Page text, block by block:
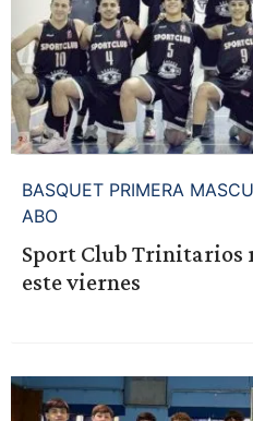
BASQUET PRIMERA
ABO
Sport Club Trinitarios
este viernes